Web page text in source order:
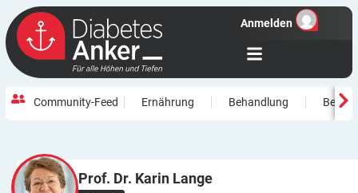
Anmelden
Community-Feed Ernährung Behandlung
Prof. Dr. Karin Lange